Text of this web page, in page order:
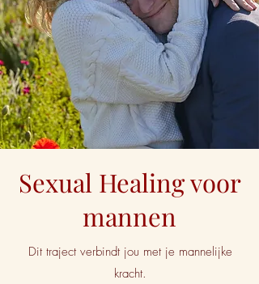
Sexual Healing voor
mannen
Dit traject verbindt jou met je mannelijke
kracht.